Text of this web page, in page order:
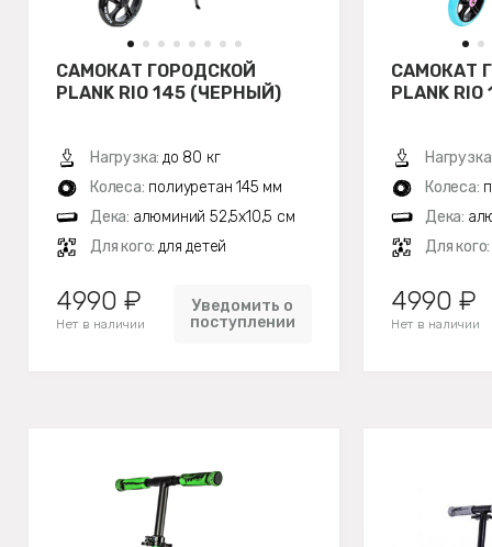
САМОКАТ ГОРОДСКОЙ
PLANK RIO 145 (ЧЕРНЫЙ)
Нагрузка: до 80 кг
Колеса: полиуретан 145 мм
Дека: алюминий 52,5х10,5 см
Для кого: для детей
4990 ₽
Нет в наличии
Уведомить о
поступлении
САМОКАТ
PLANK
Колеса:
Дека:
Для кого:
4990 ₽
Нет в наличии